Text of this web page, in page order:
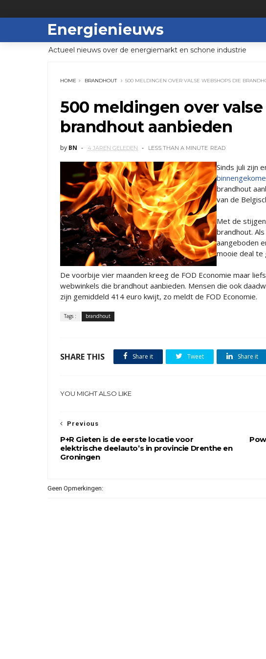
Energienieuws
Actueel nieuws over de energiemarkt en schone industrie
HOME BRANDHOUT 500 MELDINGEN OVER VALSE WEBSHOPS DIE
500 meldingen over
brandhout aanbieden
by BN 4 JAREN GELEDEN LESS THAN A MINUTE READ
Sinds juli zijn
brandhout
van de
Met de
brandhout.
aangeboden
mooie deal te
De voorbije vier maanden kreeg de FOD Economie maar
webwinkels die brandhout aanbieden. Mensen die ook
zijn gemiddeld 414 euro kwijt, zo meldt de FOD Economie.
Tags : brandhout
SHARE THIS Share it Tweet Share it
YOU MIGHT ALSO LIKE
Previous
P+R Gieten is de eerste locatie voor
elektrische deelauto’s in provincie Drenthe en
Groningen
Geen Opmerkingen: